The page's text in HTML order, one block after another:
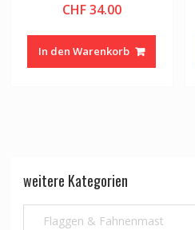
CHF34.00
In den Warenkorb
weitere Kategorien
Flaggen & Fahnenmast